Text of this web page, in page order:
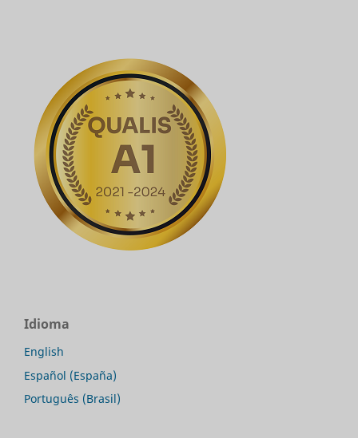
Idioma
English
Español (España)
Português (Brasil)